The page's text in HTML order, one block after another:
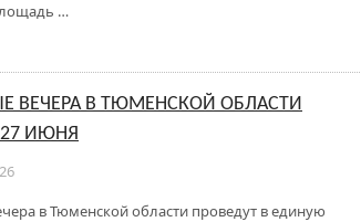
…
ВЕЧЕРА В ТЮМЕНСКОЙ ОБЛАСТИ
ИЮНЯ
в Тюменской области проведут в единую